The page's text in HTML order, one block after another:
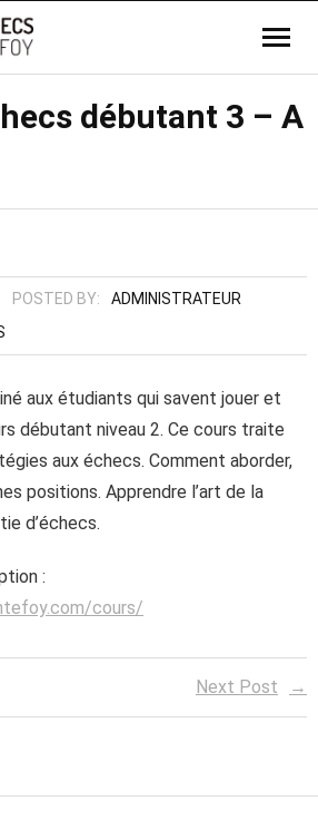
débutant 3 – A
POSTED BY:
ADMINISTRATEUR
aux étudiants qui savent jouer et
débutant niveau 2. Ce cours traite
aux échecs. Comment aborder,
positions. Apprendre l’art de la
d’échecs.
:
cours/
Next Post